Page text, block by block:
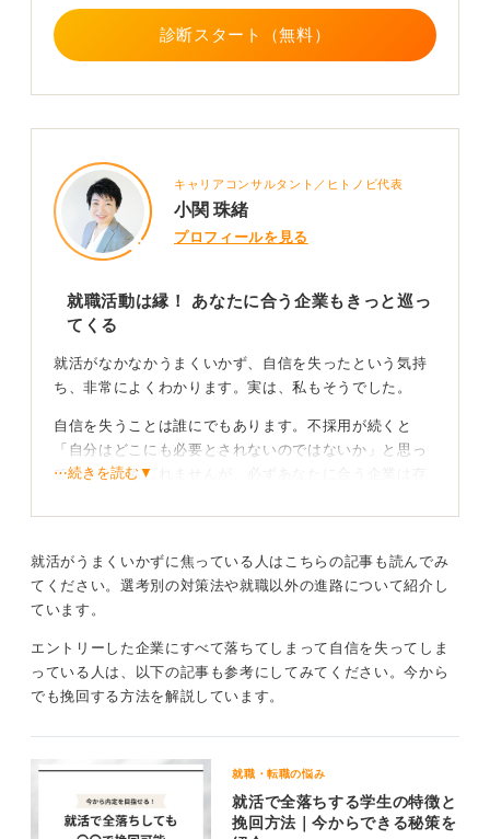
また、就職活動から少し離れて、趣味に没頭したり、友
人と気兼ねなく話したりする時間を作ることも気分転換
ずつ進んでいくことが大切です。必ず道は開けます。
0
診断スタート（無料）
キャリアコンサルタント／ヒトノビ代表
小関 珠緒
プロフィールを見る
就職活動は縁！ あなたに合う企業もきっと巡っ
てくる
就活がなかなかうまくいかず、自信を失ったという気持
ち、非常によくわかります。実は、私もそうでした。
自信を失うことは誰にでもあります。不採用が続くと
「自分はどこにも必要とされないのではないか」と思っ
てしまうかもしれませんが、必ずあなたに合う企業は存
い。
たった一つ、あなたを必要としてくれる企業が見つかれ
ば良いのです。めげずに続けていけば、必ずあなたに合
う企業、あなたを待っていてくれる企業に出会えるでし
自信のなさも魅力になることも！ 「らしさ」を評価
をしてくれる企業を探そう
自信がないことが悪いわけではありません。自信満々な
人よりも、謙虚で真面目な人を好む会社もあります。自
信がなさそうにみえても、芯が強く信頼できると思われ
ることもあります。
⋯続きを読む▼
就活がうまくいかずに焦っている人はこちらの記事も読んでみ
てください。選考別の対策法や就職以外の進路について紹介し
ています。
エントリーした企業にすべて落ちてしまって自信を失ってしま
っている人は、以下の記事も参考にしてみてください。今から
でも挽回する方法を解説しています。
就職・転職の悩み
就活で全落ちする学生の特徴と
挽回方法｜今からできる秘策を